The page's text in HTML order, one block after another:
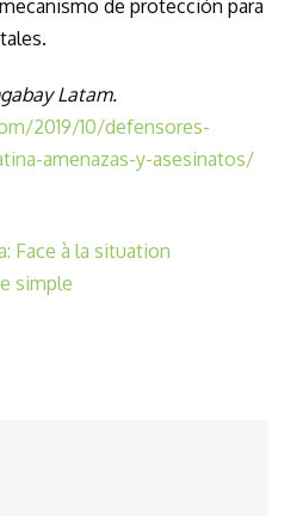
de protección para
Latam.
2019/10/defensores-
amenazas-y-asesinatos/
Face à la situation
simple